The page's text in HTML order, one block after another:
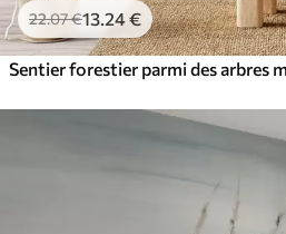
22.07€13 .24€